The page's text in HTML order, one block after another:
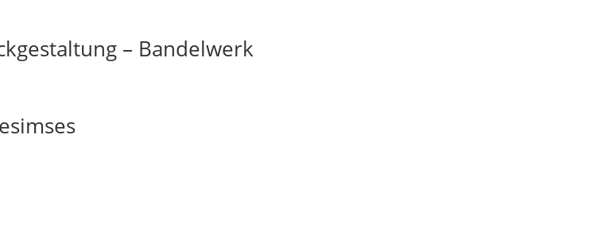
– Bandelwerk